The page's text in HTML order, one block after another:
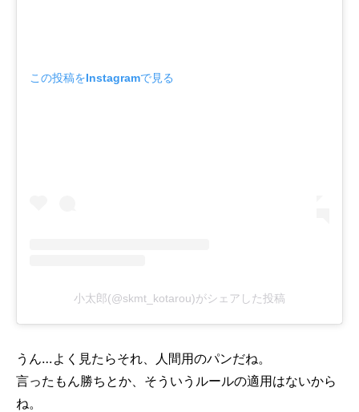
この投稿をInstagramで見る
小太郎(@skmt_kotarou)がシェアした投稿
うん…よく見たらそれ、人間用のパンだね。
言ったもん勝ちとか、そういうルールの適用はないから
ね。